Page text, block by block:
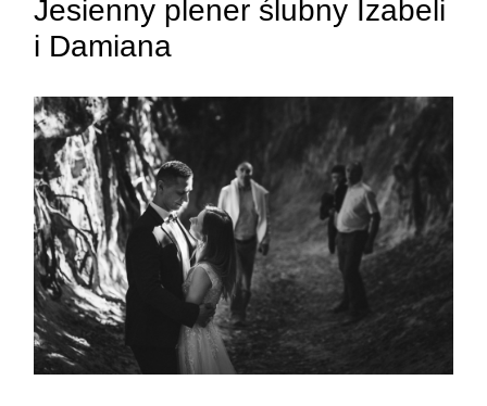
ZAMIEŚĆ KOMENTARZ
Jesienny plener ślubny Izabeli
i Damiana